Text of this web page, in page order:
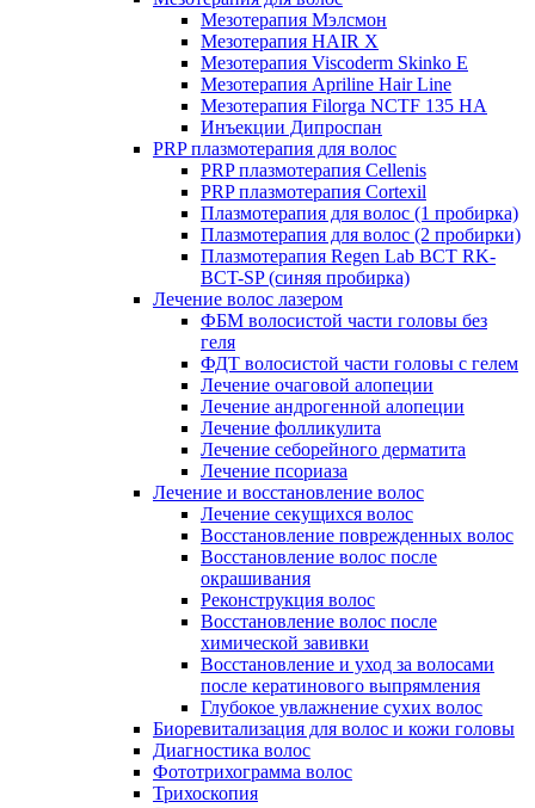
Мезотерапия Мэлсмон
Мезотерапия HAIR X
Мезотерапия Viscoderm Skinko E
Мезотерапия Apriline Hair Line
Мезотерапия Filorga NCTF 135 HA
Инъекции Дипроспан
PRP плазмотерапия для волос
PRP плазмотерапия Cellenis
PRP плазмотерапия Cortexil
Плазмотерапия для волос (1 пробирка)
Плазмотерапия для волос (2 пробирки)
Плазмотерапия Regen Lab BCT RK-
BCT-SP (синяя пробирка)
Лечение волос лазером
ФБМ волосистой части головы без
геля
ФДТ волосистой части головы с гелем
Лечение очаговой алопеции
Лечение андрогенной алопеции
Лечение фолликулита
Лечение себорейного дерматита
Лечение псориаза
Лечение и восстановление волос
Лечение секущихся волос
Восстановление поврежденных волос
Восстановление волос после
окрашивания
Реконструкция волос
Восстановление волос после
химической завивки
Восстановление и уход за волосами
после кератинового выпрямления
Глубокое увлажнение сухих волос
Биоревитализация для волос и кожи головы
Диагностика волос
Фототрихограмма волос
Трихоскопия